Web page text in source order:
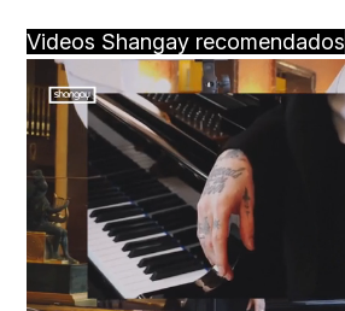
Videos Shangay recomendados